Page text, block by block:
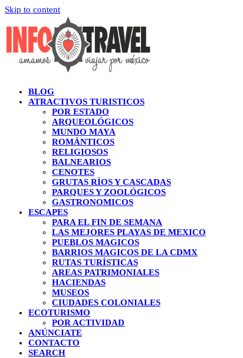
Skip to content
BLOG
ATRACTIVOS TURISTICOS
POR ESTADO
ARQUEOLÓGICOS
MUNDO MAYA
ROMÁNTICOS
RELIGIOSOS
BALNEARIOS
CENOTES
GRUTAS RÍOS Y CASCADAS
PARQUES Y ZOOLÓGICOS
GASTRONOMICOS
ESCAPES
PARA EL FIN DE SEMANA
LAS MEJORES PLAYAS DE MEXICO
PUEBLOS MAGICOS
BARRIOS MAGICOS DE LA CDMX
RUTAS TURÍSTICAS
AREAS PATRIMONIALES
HACIENDAS
MUSEOS
CIUDADES COLONIALES
ECOTURISMO
POR ACTIVIDAD
ANÚNCIATE
CONTACTO
SEARCH